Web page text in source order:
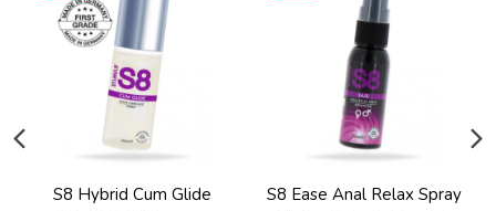
S8 Hybrid Cum Glide
S8 Ease Anal Relax Spray